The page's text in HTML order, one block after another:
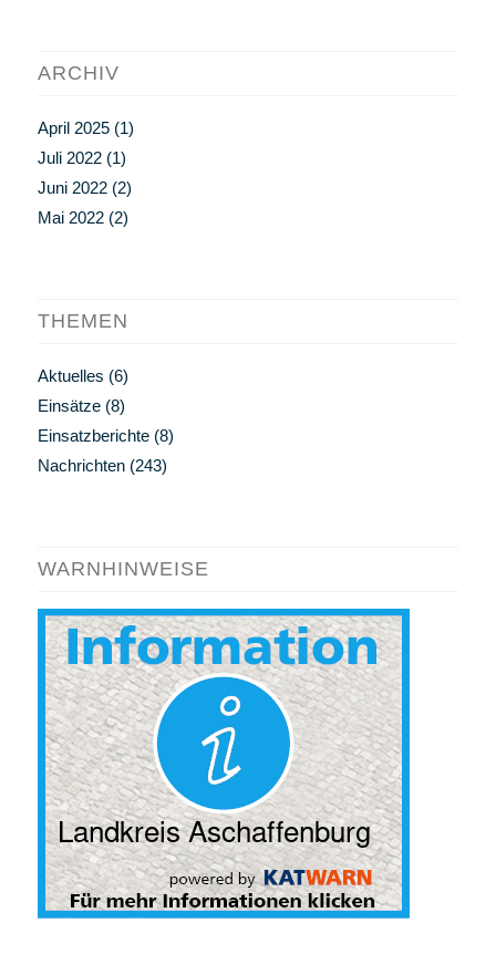
ARCHIV
April 2025(1)
Juli 2022(1)
Juni 2022(2)
Mai 2022(2)
THEMEN
Aktuelles (6)
Einsätze(8)
Einsatzberichte(8)
Nachrichten(243)
WARNHINWEISE